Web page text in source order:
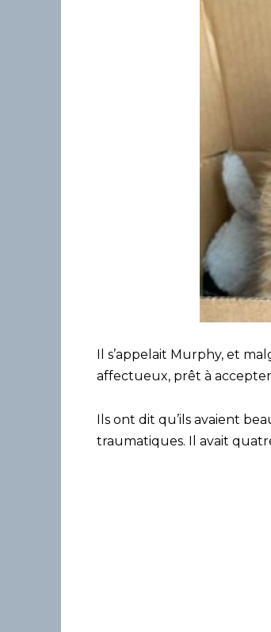
Il s’appelait Murphy, et
affectueux, prêt à accepter
Ils ont dit qu’ils avaient
traumatiques. Il avait